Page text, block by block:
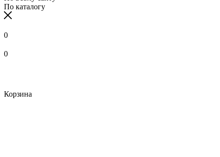
По каталогу
0
0
Корзина